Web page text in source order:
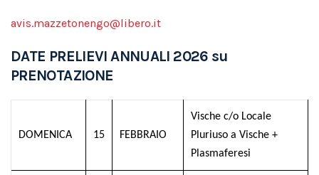
avis.mazzetonengo@libero.it
DATE PRELIEVI ANNUALI 2026 su
PRENOTAZIONE
DOMENICA 15 FEBBRAIO
Vische c/o Locale
Pluriuso a Vische +
Plasmaferesi